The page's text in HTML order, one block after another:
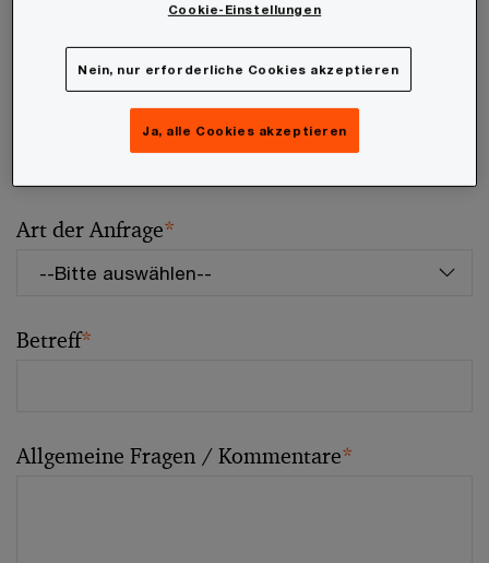
Welches unter den weltweiten Mitgliedsfirmen
soll Ihre Anfrage beantworten?
Art der Anfrage*
Betreff*
Allgemeine Fragen / Kommentare*
Cookie-Einstellungen
Nein, nur erforderliche Cookies akzeptieren
Ja, alle Cookies akzeptieren